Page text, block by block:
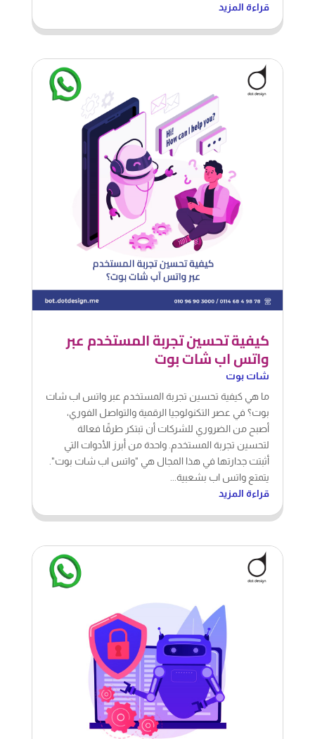
قراءة المزيد
كيفية تحسين تجربة المستخدم عبر
واتس اب شات بوت
شات بوت
ما هي كيفية تحسين تجربة المستخدم عبر واتس اب شات
بوت؟ في عصر التكنولوجيا الرقمية والتواصل الفوري،
أصبح من الضروري للشركات أن تبتكر طرقًا فعالة
لتحسين تجربة المستخدم. واحدة من أبرز الأدوات التي
أثبتت جدارتها في هذا المجال هي "واتس اب شات بوت".
يتمتع واتس اب بشعبية...
قراءة المزيد